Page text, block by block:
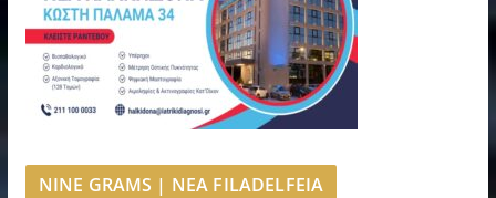
NINE GRAMS | NEA FILADELFEIA